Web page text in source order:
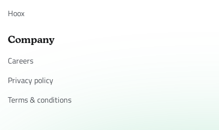
Hoox
Company
Careers
Privacy policy
Terms & conditions